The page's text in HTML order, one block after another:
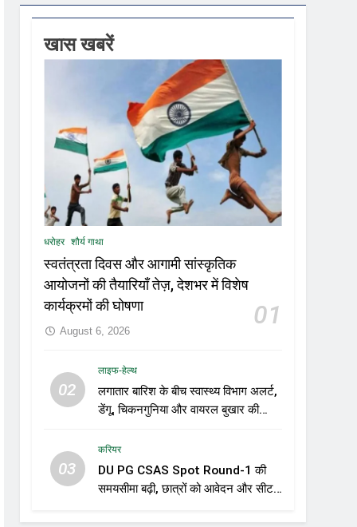
करोड़ की विकास परियोजनाओं की शुरुआत
करोड़ का बड़ा प्रावधान
खास खबरें
धरोहर शौर्य गाथा
स्वतंत्रता दिवस और आगामी सांस्कृतिक
आयोजनों की तैयारियाँ तेज़, देशभर में विशेष
कार्यक्रमों की घोषणा
01
August 6, 2026
02
लाइफ-हेल्थ
लगातार बारिश के बीच स्वास्थ्य विभाग अलर्ट,
डेंगू, चिकनगुनिया और वायरल बुखार की
निर्देश
03
करियर
DU PG CSAS Spot Round-1 की
समयसीमा बढ़ी, छात्रों को आवेदन और सीट